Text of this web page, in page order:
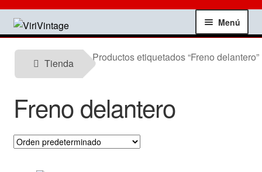
Ir
a
navegación
Ir
al
Menú
Tienda
Contactar
Informacion tecnica
Tienda Productos etiquetados “Freno delantero”
Freno delantero